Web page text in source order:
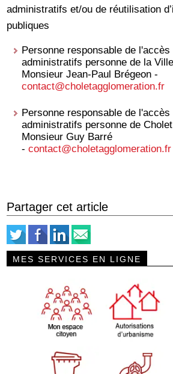
administratifs et/ou de réutilisation
publiques
Personne responsable de
administratifs personne de la
Monsieur Jean-Paul Brégeon -
contact@choletagglomeration.fr
Personne responsable de
administratifs personne de
Monsieur Guy Barré
-contact@choletagglomeration.fr
Partager cet article
MES SERVICES EN LIGNE